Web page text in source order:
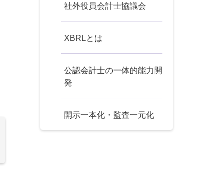
社外役員会計士協議会
XBRLとは
公認会計士の一体的能力開
発
開示一本化・監査一元化